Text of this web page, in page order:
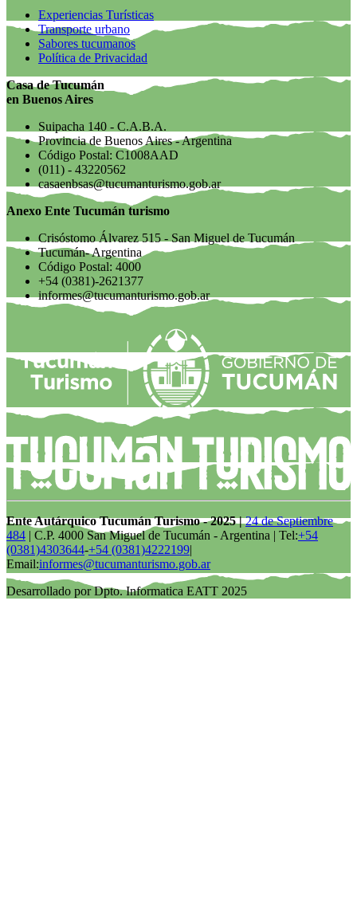
Experiencias Turísticas
Transporte urbano
Sabores tucumanos
Política de Privacidad
Casa de Tucumán
en Buenos Aires
Suipacha 140 - C.A.B.A.
Provincia de Buenos Aires - Argentina
Código Postal: C1008AAD
(011) - 43220562
casaenbsas@tucumanturismo.gob.ar
Anexo Ente Tucumán turismo
Crisóstomo Álvarez 515 - San Miguel de Tucumán
Tucumán- Argentina
Código Postal: 4000
+54 (0381)-2621377
informes@tucumanturismo.gob.ar
Ente Autárquico Tucumán Turismo - 2025 |24 de Septiembre
484 | C.P. 4000 San Miguel de Tucumán - Argentina | Tel:+54
(0381)4303644-+54 (0381)4222199|
Email:informes@tucumanturismo.gob.ar
Desarrollado por Dpto. Informatica EATT 2025